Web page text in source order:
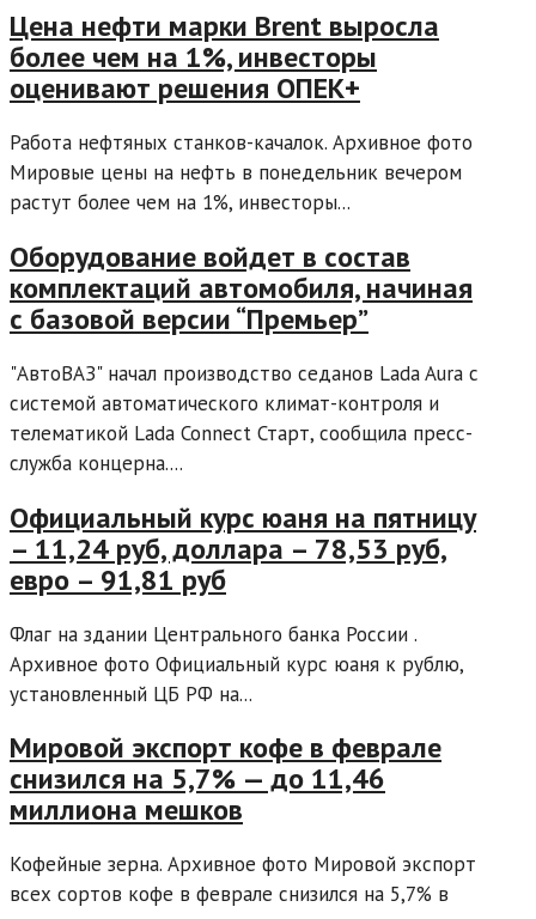
Цена нефти марки Brent выросла
более чем на 1%, инвесторы
оценивают решения ОПЕК+
Работа нефтяных станков-качалок. Архивное фото
Мировые цены на нефть в понедельник вечером
растут более чем на 1%, инвесторы...
Оборудование войдет в состав
комплектаций автомобиля, начиная
с базовой версии “Премьер”
"АвтоВАЗ" начал производство седанов Lada Aura с
системой автоматического климат-контроля и
телематикой Lada Connect Старт, сообщила пресс-
служба концерна....
Официальный курс юаня на пятницу
– 11,24 руб, доллара – 78,53 руб,
евро – 91,81 руб
Флаг на здании Центрального банка России .
Архивное фото Официальный курс юаня к рублю,
установленный ЦБ РФ на...
Мировой экспорт кофе в феврале
снизился на 5,7% — до 11,46
миллиона мешков
Кофейные зерна. Архивное фото Мировой экспорт
всех сортов кофе в феврале снизился на 5,7% в